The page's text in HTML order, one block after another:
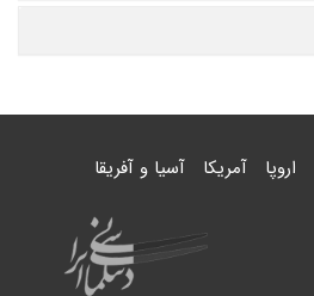
اروپا آمریکا آسیا و آفریقا